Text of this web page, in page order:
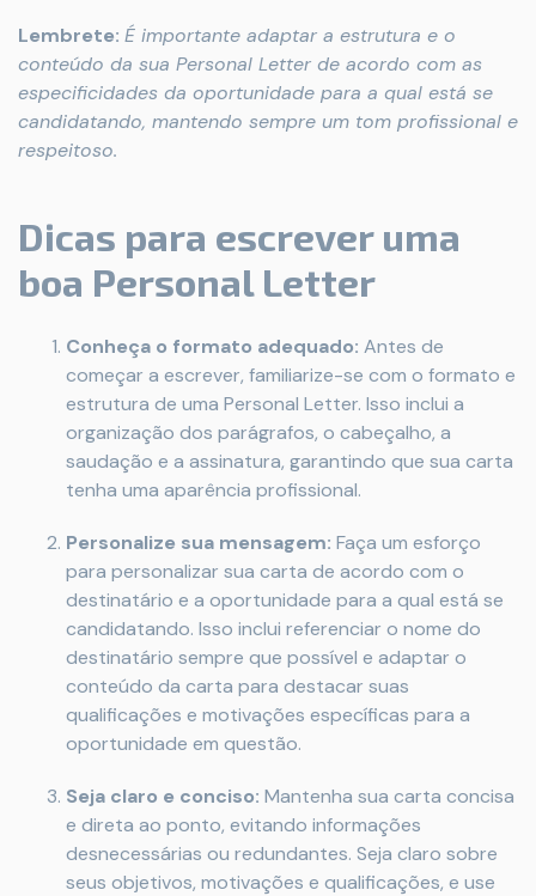
Lembrete: É importante adaptar a estrutura e o
conteúdo da sua Personal Letter de acordo com as
especificidades da oportunidade para a qual está se
candidatando, mantendo sempre um tom profissional e
respeitoso.
Dicas para escrever uma
boa Personal Letter
Conheça o formato adequado: Antes de
começar a escrever, familiarize-se com o formato e
estrutura de uma Personal Letter. Isso inclui a
organização dos parágrafos, o cabeçalho, a
saudação e a assinatura, garantindo que sua carta
tenha uma aparência profissional.
Personalize sua mensagem: Faça um esforço
para personalizar sua carta de acordo com o
destinatário e a oportunidade para a qual está se
candidatando. Isso inclui referenciar o nome do
destinatário sempre que possível e adaptar o
conteúdo da carta para destacar suas
qualificações e motivações específicas para a
oportunidade em questão.
Seja claro e conciso: Mantenha sua carta concisa
e direta ao ponto, evitando informações
desnecessárias ou redundantes. Seja claro sobre
seus objetivos, motivações e qualificações, e use